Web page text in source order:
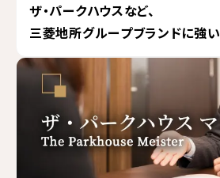
ザ・パークハウスなど、
三菱地所グループブランドに強い